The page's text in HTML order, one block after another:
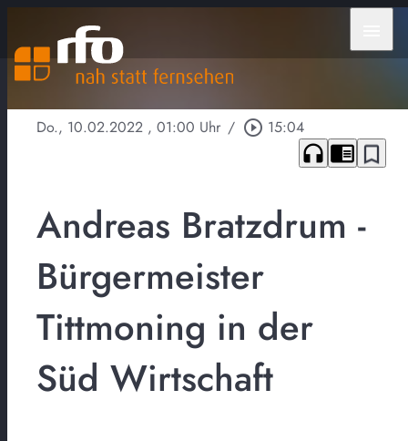
Do., 10.02.2022 , 01:00 Uhr / play_circle_outline 15:04
headphones chrome_reader_mode bookmark_border
Andreas Bratzdrum -
Bürgermeister
Tittmoning in der
Süd Wirtschaft